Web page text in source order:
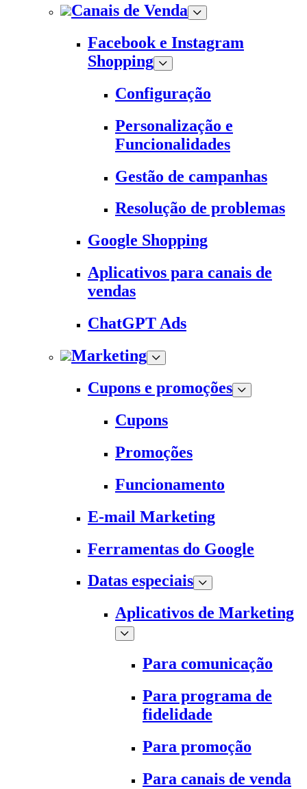
Canais de Venda
Facebook e Instagram
Shopping
Configuração
Personalização e
Funcionalidades
Gestão de campanhas
Resolução de problemas
Google Shopping
Aplicativos para canais de
vendas
ChatGPT Ads
Marketing
Cupons e promoções
Cupons
Promoções
Funcionamento
E-mail Marketing
Ferramentas do Google
Datas especiais
Aplicativos de Marketing
Para comunicação
Para programa de
fidelidade
Para promoção
Para canais de venda